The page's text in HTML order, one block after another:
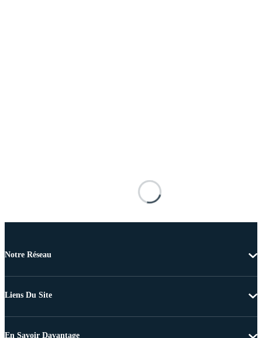
Notre Réseau
Liens Du Site
En Savoir Davantage